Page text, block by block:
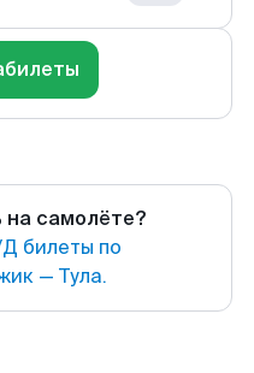
на самолёте?
билеты по
— Тула.